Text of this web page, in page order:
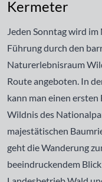
Kermeter
Jeden Sonntag wird
Führung durch den
Naturerlebnisraum
Route angeboten. In
kann man einen
Wildnis des
majestätischen
geht die Wanderung
beeindruckendem